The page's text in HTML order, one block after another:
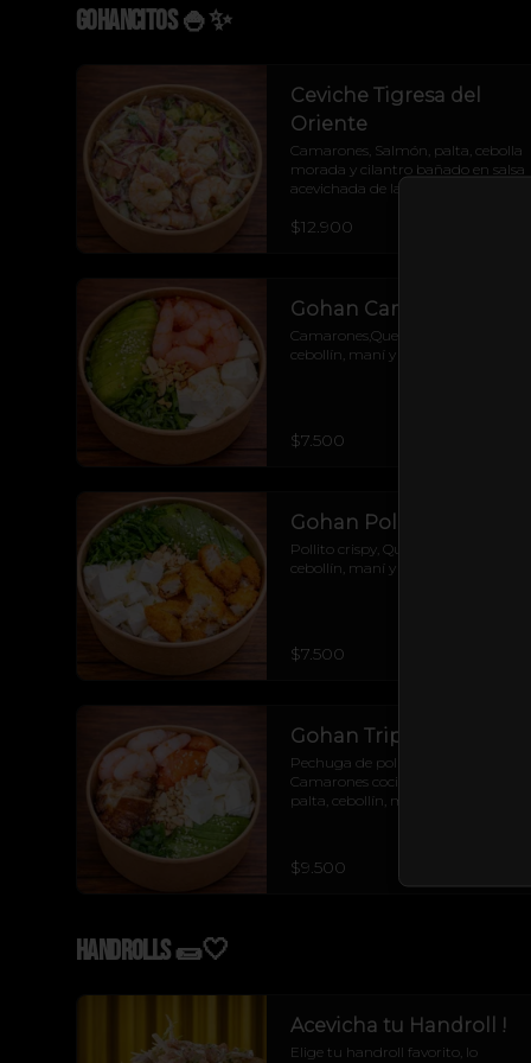
Gohancitos 🍚✨
Ceviche Tigresa del
Oriente
Camarones, Salmón, palta, cebolla
morada y cilantro bañado en salsa
acevichada de la casa. Levanta
$12.900
Gohan Camarón
Camarones,Queso crema, palta,
cebollín, maní y arroz de la casa.
$7.500
Gohan Pollo Crispy
Pollito crispy, Queso crema, palta,
cebollín, maní y arroz de la casa.
$7.500
Gohan Triple X
Pechuga de pollo, Salmon crudo,
Camarones cocidos, queso crema,
palta, cebollín, maní picado y
$9.500
Handrolls 🌯🤍
Acevicha tu Handroll !
Elige tu handroll favorito, lo